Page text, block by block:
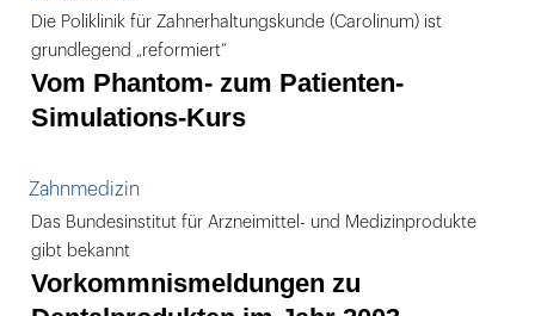
Die Poliklinik für Zahnerhaltungskunde (Carolinum) ist
grundlegend „reformiert“
Vom Phantom- zum Patienten-
Simulations-Kurs
Zahnmedizin
Das Bundesinstitut für Arzneimittel- und Medizinprodukte
gibt bekannt
Vorkommnismeldungen zu